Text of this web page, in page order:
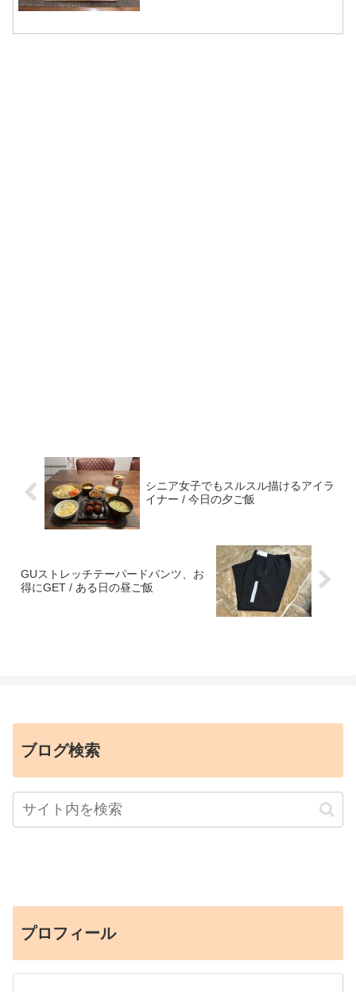
シニア女子でもスルスル描けるアイラ
イナー / 今日の夕ご飯
GUストレッチテーパードパンツ、お
得にGET / ある日の昼ご飯
ブログ検索
プロフィール